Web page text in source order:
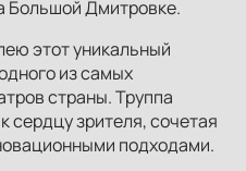
Большой Дмитровке.
этот уникальный
из самых
страны. Труппа
сердцу зрителя, сочетая
подходами.